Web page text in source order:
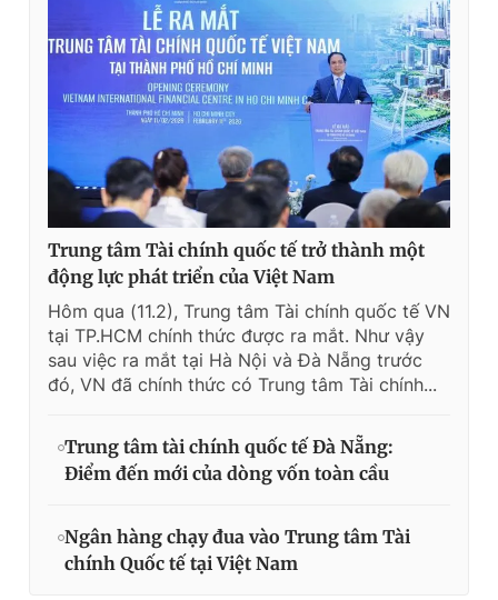
Trung tâm Tài chính quốc tế trở thành một
động lực phát triển của Việt Nam
Hôm qua (11.2), Trung tâm Tài chính quốc tế VN
tại TP.HCM chính thức được ra mắt. Như vậy
sau việc ra mắt tại Hà Nội và Đà Nẵng trước
đó, VN đã chính thức có Trung tâm Tài chính...
Trung tâm tài chính quốc tế Đà Nẵng:
Điểm đến mới của dòng vốn toàn cầu
Ngân hàng chạy đua vào Trung tâm Tài
chính Quốc tế tại Việt Nam